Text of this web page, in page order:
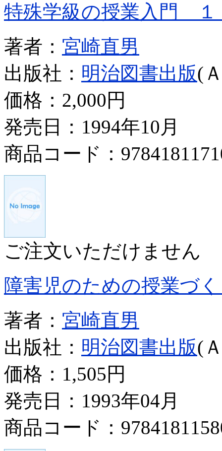
特殊学級の授業入門
著者： 宮崎直男
出版社： 明治図書出版(
価格： 2,000円
発売日：1994年10月
商品コード：
ご注文いただけません
障害児のための授業づ
著者： 宮崎直男
出版社： 明治図書出版(
価格： 1,505円
発売日：1993年04月
商品コード：